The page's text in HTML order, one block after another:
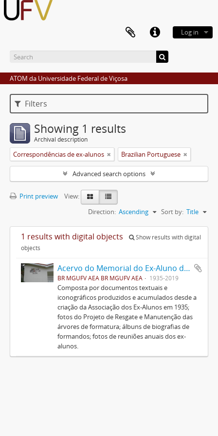
Log in
ATOM da Universidade Federal de Viçosa
Filters
Showing 1 results
Archival description
Correspondências de ex-alunos Brazilian Portuguese
Advanced search options
Print preview
View:
Sort by: Title
Direction: Ascending
1 results with digital objects
Show results with digital
objects
Acervo do Memorial do Ex-Aluno da UFV
BR MGUFV AEA BR MGUFV AEA 1935-2019
Composta por documentos textuais e
iconográficos produzidos e acumulados desde a
criação da Associação dos Ex-Alunos em 1935;
fotos do Projeto de Resgate e Manutenção das
árvores de formatura; álbuns de biografias de
formandos; fotos de reuniões anuais dos ex-
alunos.